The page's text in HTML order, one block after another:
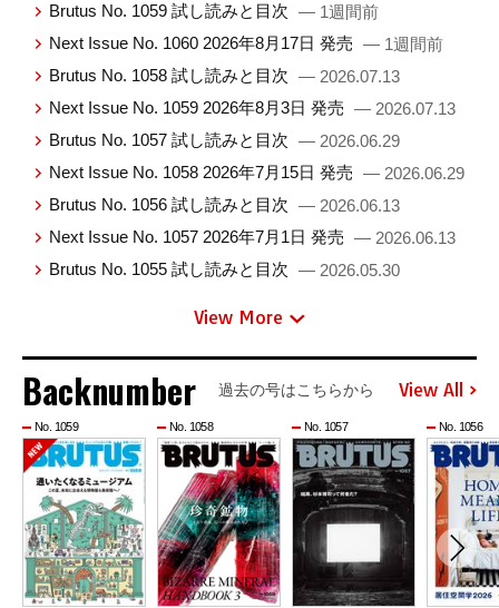
Brutus No. 1059 試し読みと目次 — 1週間前
Next Issue No. 1060 2026年8月17日 発売 — 1週間前
Brutus No. 1058 試し読みと目次 — 2026.07.13
Next Issue No. 1059 2026年8月3日 発売 — 2026.07.13
Brutus No. 1057 試し読みと目次 — 2026.06.29
Next Issue No. 1058 2026年7月15日 発売 — 2026.06.29
Brutus No. 1056 試し読みと目次 — 2026.06.13
Next Issue No. 1057 2026年7月1日 発売 — 2026.06.13
Brutus No. 1055 試し読みと目次 — 2026.05.30
View More
Backnumber 過去の号はこちらから View All
No. 1059 No. 1058 No. 1057 No. 1056